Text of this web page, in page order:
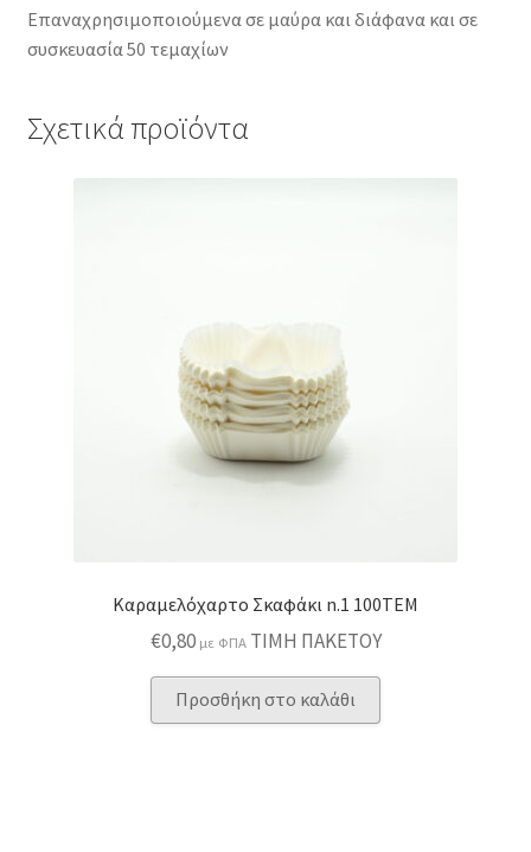
Επαναχρησιμοποιούμενα σε μαύρα και διάφανα και σε
συσκευασία 50 τεμαχίων
Σχετικά προϊόντα
Καραμελόχαρτο Σκαφάκι n.1 100ΤΕΜ
€0,80 με ΦΠΑ ΤΙΜΗ ΠΑΚΕΤΟΥ
Προσθήκη στο καλάθι